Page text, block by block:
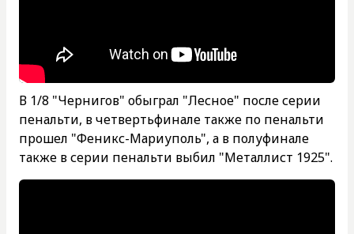
В 1/8 "Чернигов" обыграл "Лесное" после серии
пенальти, в четвертьфинале также по пенальти
прошел "Феникс-Мариуполь", а в полуфинале
также в серии пенальти выбил "Металлист 1925".